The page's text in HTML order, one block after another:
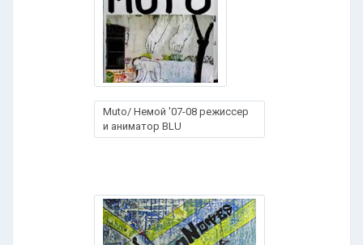
Muto/ Немой '07-08 режиссер
и аниматор BLU